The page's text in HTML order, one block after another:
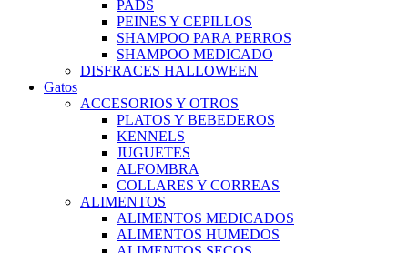
PADS
PEINES Y CEPILLOS
SHAMPOO PARA PERROS
SHAMPOO MEDICADO
DISFRACES HALLOWEEN
Gatos
ACCESORIOS Y OTROS
PLATOS Y BEBEDEROS
KENNELS
JUGUETES
ALFOMBRA
COLLARES Y CORREAS
ALIMENTOS
ALIMENTOS MEDICADOS
ALIMENTOS HUMEDOS